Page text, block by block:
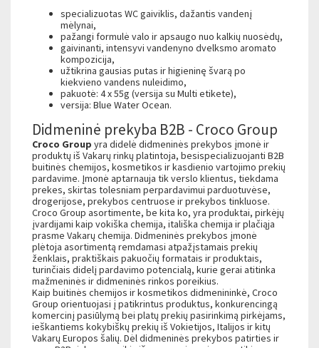
specializuotas WC gaiviklis, dažantis vandenį
mėlynai,
pažangi formulė valo ir apsaugo nuo kalkių nuosėdų,
gaivinanti, intensyvi vandenyno dvelksmo aromato
kompozicija,
užtikrina gausias putas ir higieninę švarą po
kiekvieno vandens nuleidimo,
pakuotė: 4 x 55g (versija su Multi etikete),
versija: Blue Water Ocean.
Didmeninė prekyba B2B - Croco Group
Croco Group yra didelė didmeninės prekybos įmonė ir
produktų iš Vakarų rinkų platintoja, besispecializuojanti B2B
buitinės chemijos, kosmetikos ir kasdienio vartojimo prekių
pardavime. Įmonė aptarnauja tik verslo klientus, tiekdama
prekes, skirtas tolesniam perpardavimui parduotuvėse,
drogerijose, prekybos centruose ir prekybos tinkluose.
Croco Group asortimente, be kita ko, yra produktai, pirkėjų
įvardijami kaip vokiška chemija, itališka chemija ir plačiąja
prasme Vakarų chemija. Didmeninės prekybos įmonė
plėtoja asortimentą remdamasi atpažįstamais prekių
ženklais, praktiškais pakuočių formatais ir produktais,
turinčiais didelį pardavimo potencialą, kurie gerai atitinka
mažmeninės ir didmeninės rinkos poreikius.
Kaip buitinės chemijos ir kosmetikos didmenininkė, Croco
Group orientuojasi į patikrintus produktus, konkurencingą
komercinį pasiūlymą bei platų prekių pasirinkimą pirkėjams,
ieškantiems kokybiškų prekių iš Vokietijos, Italijos ir kitų
Vakarų Europos šalių. Dėl didmeninės prekybos patirties ir